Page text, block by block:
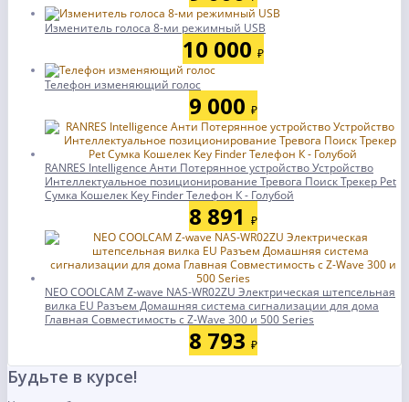
Изменитель голоса 8-ми режимный USB
10 000 ₽
Телефон изменяющий голос
9 000 ₽
RANRES Intelligence Анти Потерянное устройство Устройство
Интеллектуальное позиционирование Тревога Поиск Трекер Pet
Сумка Кошелек Key Finder Телефон К - Голубой
8 891 ₽
NEO COOLCAM Z-wave NAS-WR02ZU Электрическая штепсельная
вилка EU Разъем Домашняя система сигнализации для дома
Главная Совместимость с Z-Wave 300 и 500 Series
8 793 ₽
Будьте в курсе!